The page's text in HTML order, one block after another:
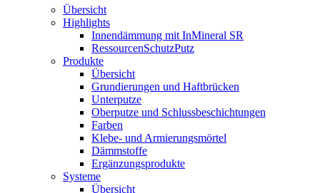
Übersicht
Highlights
Innendämmung mit InMineral SR
RessourcenSchutzPutz
Produkte
Übersicht
Grundierungen und Haftbrücken
Unterputze
Oberputze und Schlussbeschichtungen
Farben
Klebe- und Armierungsmörtel
Dämmstoffe
Ergänzungsprodukte
Systeme
Übersicht